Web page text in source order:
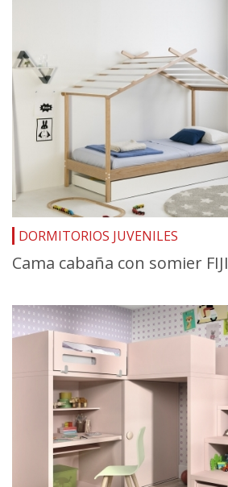
DORMITORIOS JUVENILES
Cama cabaña con somier FIJI